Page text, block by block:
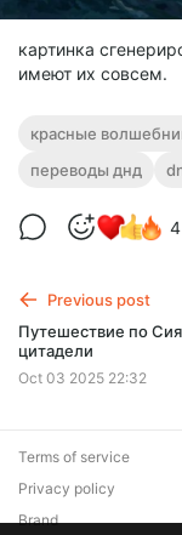
картинка
имеют их совсем.
красные
переводы днд
4
Previous post
Путешествие по
цитадели
Oct 03 2025 22:32
Terms of service
Privacy policy
Brand